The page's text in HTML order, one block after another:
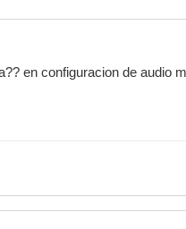
en configuracion de audio